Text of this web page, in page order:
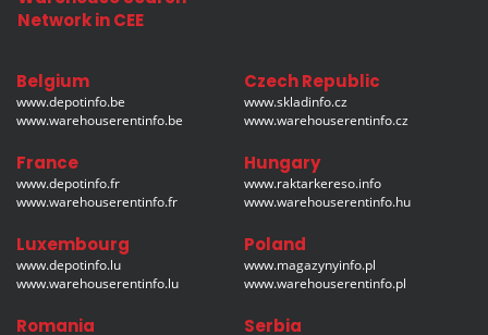
Network in CEE
Belgium
www.depotinfo.be
www.warehouserentinfo.be
Czech Republic
www.skladinfo.cz
www.warehouserentinfo.cz
France
www.depotinfo.fr
www.warehouserentinfo.fr
Hungary
www.raktarkereso.info
www.warehouserentinfo.hu
Luxembourg
www.depotinfo.lu
www.warehouserentinfo.lu
Poland
www.magazynyinfo.pl
www.warehouserentinfo.pl
Romania Serbia